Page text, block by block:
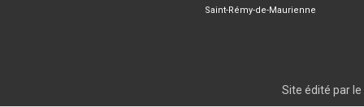
Saint-Rémy-de-Maurienne
Site édité par